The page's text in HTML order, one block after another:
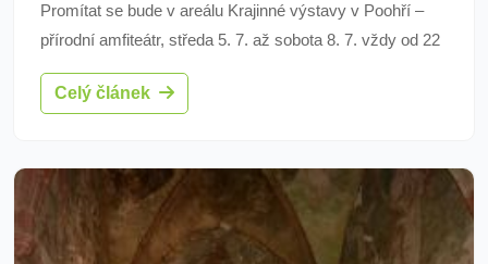
Promítat se bude v areálu Krajinné výstavy v Poohří –
přírodní amfiteátr, středa 5. 7. až sobota 8. 7. vždy od 22
hodin.
Celý článek